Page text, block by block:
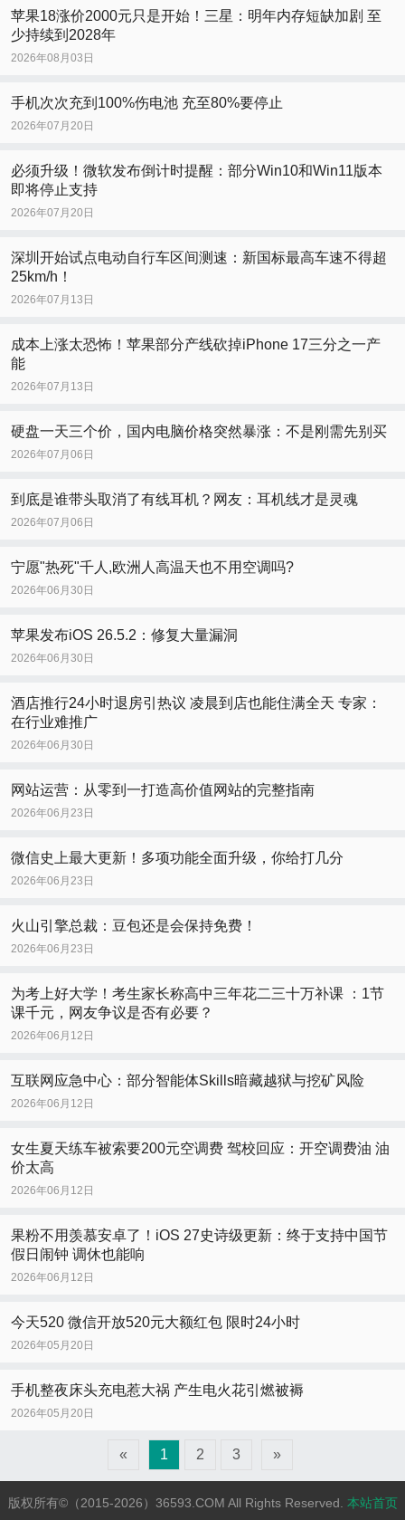
苹果18涨价2000元只是开始！三星：明年内存短缺加剧 至
少持续到2028年
2026年08月03日
手机次次充到100%伤电池 充至80%要停止
2026年07月20日
必须升级！微软发布倒计时提醒：部分Win10和Win11版本
即将停止支持
2026年07月20日
深圳开始试点电动自行车区间测速：新国标最高车速不得超
25km/h！
2026年07月13日
成本上涨太恐怖！苹果部分产线砍掉iPhone 17三分之一产
能
2026年07月13日
硬盘一天三个价，国内电脑价格突然暴涨：不是刚需先别买
2026年07月06日
到底是谁带头取消了有线耳机？网友：耳机线才是灵魂
2026年07月06日
宁愿"热死"千人,欧洲人高温天也不用空调吗?
2026年06月30日
苹果发布iOS 26.5.2：修复大量漏洞
2026年06月30日
酒店推行24小时退房引热议 凌晨到店也能住满全天 专家：
在行业难推广
2026年06月30日
网站运营：从零到一打造高价值网站的完整指南
2026年06月23日
微信史上最大更新！多项功能全面升级，你给打几分
2026年06月23日
火山引擎总裁：豆包还是会保持免费！
2026年06月23日
为考上好大学！考生家长称高中三年花二三十万补课 ：1节
课千元，网友争议是否有必要？
2026年06月12日
互联网应急中心：部分智能体Skills暗藏越狱与挖矿风险
2026年06月12日
女生夏天练车被索要200元空调费 驾校回应：开空调费油 油
价太高
2026年06月12日
果粉不用羡慕安卓了！iOS 27史诗级更新：终于支持中国节
假日闹钟 调休也能响
2026年06月12日
今天520 微信开放520元大额红包 限时24小时
2026年05月20日
手机整夜床头充电惹大祸 产生电火花引燃被褥
2026年05月20日
« 1 2 3 »
版权所有©（2015-2026）36593.COM All Rights Reserved. 本站首页